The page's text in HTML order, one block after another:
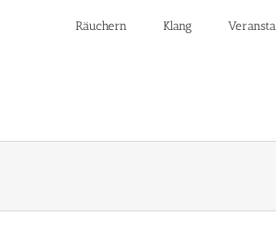
Räuchern Klang